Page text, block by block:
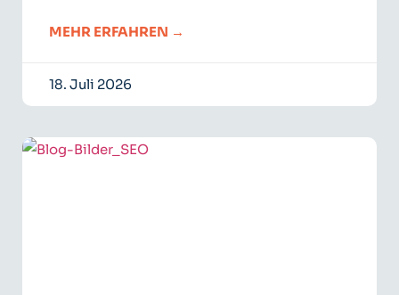
MEHR ERFAHREN →
18. Juli 2026